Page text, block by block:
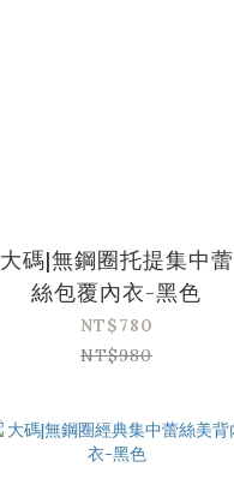
大碼|無鋼圈托提集中蕾
絲包覆內衣-黑色
NT$780
NT$980